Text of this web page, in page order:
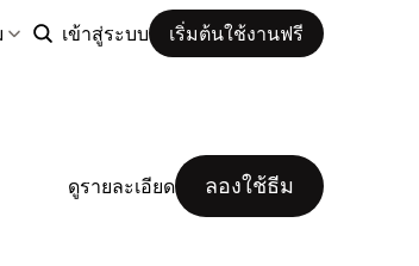
เข้าสู่ระบบ เริ่มต้นใช้งานฟรี
ดูรายละเอียด ลองใช้ธีม